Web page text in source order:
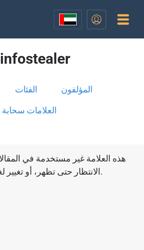
infostealer
الفئات المؤلفون
العلامات سحابة